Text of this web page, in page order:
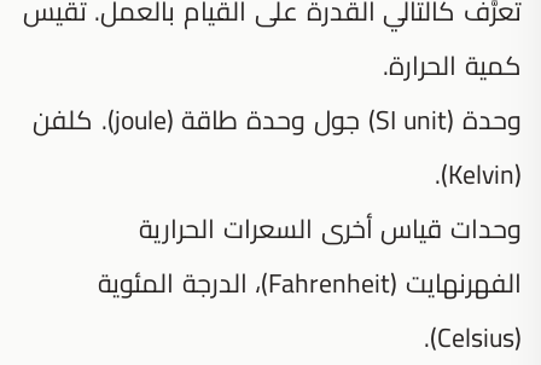
تعرَّف كالتالي القدرة على القيام بالعمل. تقيس
كمية الحرارة.
وحدة (SI unit) جول وحدة طاقة (joule). كلفن
(Kelvin).
وحدات قياس أخرى السعرات الحرارية
الفهرنهايت (Fahrenheit)، الدرجة المئوية
(Celsius).